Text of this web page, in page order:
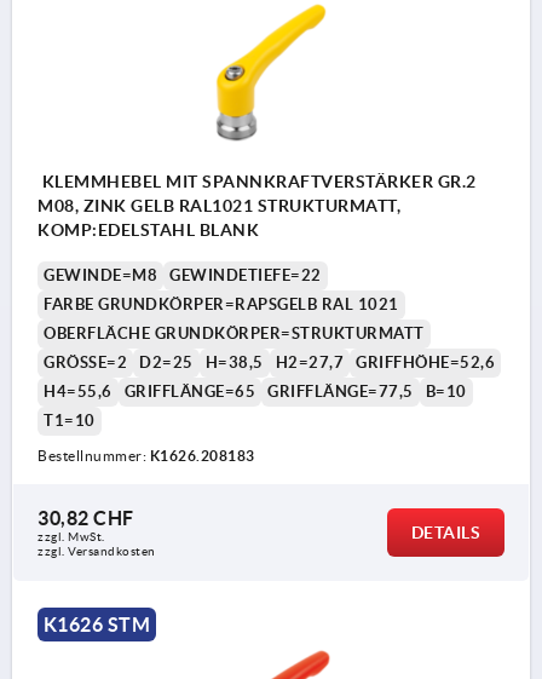
KLEMMHEBEL MIT SPANNKRAFTVERSTÄRKER GR.2
M08, ZINK GELB RAL1021 STRUKTURMATT,
KOMP:EDELSTAHL BLANK
GEWINDE=M8
GEWINDETIEFE=22
FARBE GRUNDKÖRPER=RAPSGELB RAL 1021
OBERFLÄCHE GRUNDKÖRPER=STRUKTURMATT
GRÖSSE=2
D2=25 H=38,5 H2=27,7
GRIFFHÖHE=52,6
H4=55,6
GRIFFLÄNGE=65 GRIFFLÄNGE=77,5
B=10
T1=10
Bestellnummer: K1626.208183
30,82 CHF
zzgl. MwSt.
zzgl. Versandkosten
DETAILS
K1626 STM